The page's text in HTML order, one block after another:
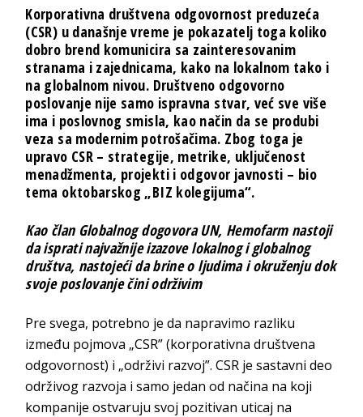
Korporativna društvena odgovornost preduzeća
(CSR) u današnje vreme je pokazatelj toga koliko
dobro brend komunicira sa zainteresovanim
stranama i zajednicama, kako na lokalnom tako i
na globalnom nivou. Društveno odgovorno
poslovanje nije samo ispravna stvar, već sve više
ima i poslovnog smisla, kao način da se produbi
veza sa modernim potrošačima. Zbog toga je
upravo CSR – strategije, metrike, uključenost
menadžmenta, projekti i odgovor javnosti – bio
tema oktobarskog „BIZ kolegijuma“.
Kao član Globalnog dogovora UN, Hemofarm nastoji
da isprati najvažnije izazove lokalnog i globalnog
društva, nastojeći da brine o ljudima i okruženju dok
svoje poslovanje čini održivim
Pre svega, potrebno je da napravimo razliku
između pojmova „CSR” (korporativna društvena
odgovornost) i „održivi razvoj”. CSR je sastavni deo
održivog razvoja i samo jedan od načina na koji
kompanije ostvaruju svoj pozitivan uticaj na